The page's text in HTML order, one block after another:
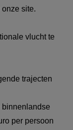
site.
vlucht te
trajecten
binnenlandse
per persoon